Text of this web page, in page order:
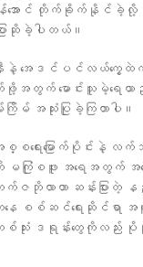
အောင် တိုက်ခိုက်နိုင်ခဲ့လို့ ဆု
ာဆိုခဲ့ပါတယ်။
အေဒင်ပင်လယ်ကွေ့ထဲက
အတွက် မောင်းသူမဲ့ရေယ
ြိမ် အသုံးပြုခဲ့ကြတာပါ။
ရေးမြောက်ပိုင်းနဲ့ လက်
မကြုံစဖူး အရေအတွက် အမြ
ဇဘိုလာဟာ ဆန်းပြားတဲ့ နည်
ေ စစ်ဆင်ရေးဆိုင်ရာ အကူ
စ်သုံး ဒရုန်းတွေကိုလည်း ပို